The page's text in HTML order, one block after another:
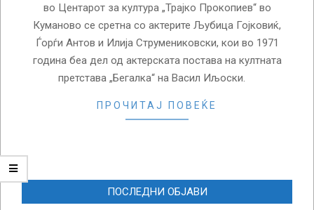
во Центарот за култура „Трајко Прокопиев“ во
Куманово се сретна со актерите Љубица Гојковиќ,
Ѓорѓи Антов и Илија Струмениковски, кои во 1971
година беа дел од актерската постава на култната
претстава „Бегалка“ на Васил Иљоски.
ПРОЧИТАЈ ПОВЕЌЕ
ПОСЛЕДНИ ОБЈАВИ